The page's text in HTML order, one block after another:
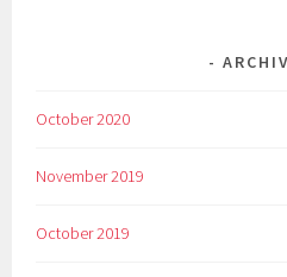
October 2020
November 2019
October 2019